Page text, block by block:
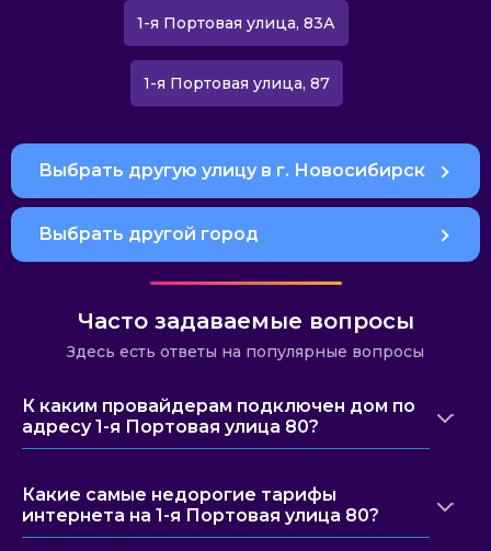
1-я Портовая улица, 83А
1-я Портовая улица, 87
Выбрать другую улицу в г. Новосибирск
Выбрать другой город
Часто задаваемые вопросы
Здесь есть ответы на популярные вопросы
К каким провайдерам подключен дом по
адресу 1-я Портовая улица 80?
Какие самые недорогие тарифы
интернета на 1-я Портовая улица 80?